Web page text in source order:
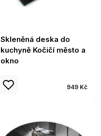
Skleněná deska do
kuchyně Kočičí město a
okno
949 Kč